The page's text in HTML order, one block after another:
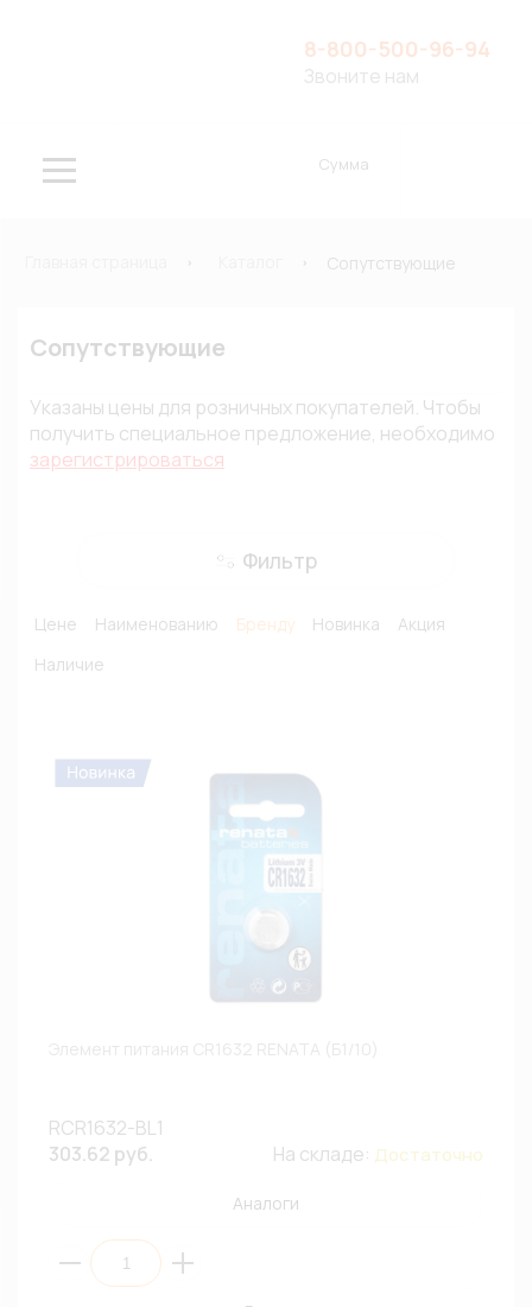
8-800-500-96-94
Звоните нам
Сумма
Сопутствующие
Сопутствующие
Указаны цены для розничных покупателей. Чтобы
получить специальное предложение, необходимо
зарегистрироваться
Фильтр
Цене Наименованию Бренду Новинка
Акция
Наличие
RCR1632-BL1
303.62 руб.
На складе: Достаточно
Аналоги